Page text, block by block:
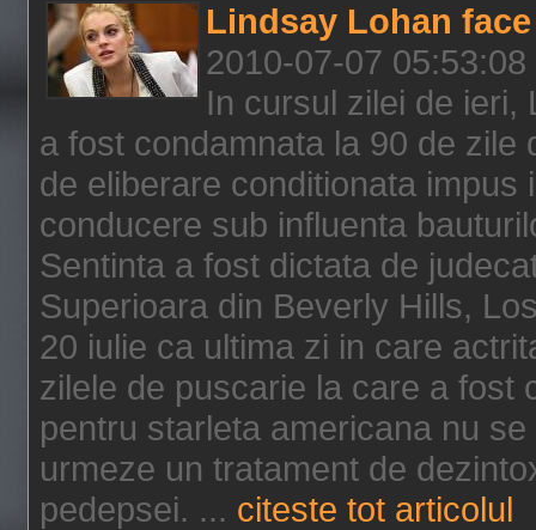
Lindsay Lohan
2010-07-07 05:53:08
In cursul zilei de ieri,
a fost condamnata la 90 de
de eliberare conditionata
conducere sub influenta
Sentinta a fost dictata de
Superioara din Beverly Hills,
20 iulie ca ultima zi in care
zilele de puscarie la care a fost
pentru starleta americana nu
urmeze un tratament de
pedepsei. ... citeste tot articolul